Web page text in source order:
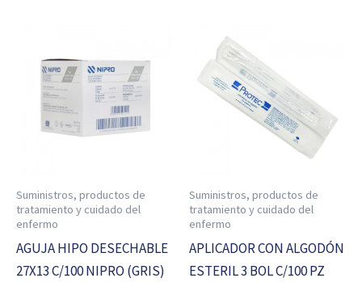
Suministros, productos de
tratamiento y cuidado del
enfermo
AGUJA HIPO DESECHABLE
27X13 C/100 NIPRO (GRIS)
Suministros, productos de
tratamiento y cuidado del
enfermo
APLICADOR CON ALGODÓN
ESTERIL 3 BOL C/100 PZ